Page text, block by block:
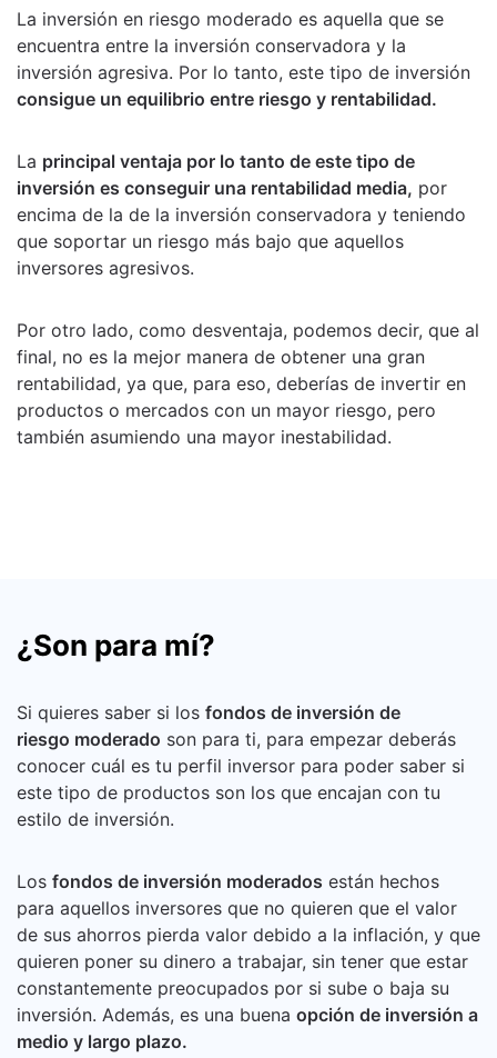
La inversión en riesgo moderado es aquella que se
encuentra entre la inversión conservadora y la
inversión agresiva. Por lo tanto, este tipo de inversión
consigue un equilibrio entre riesgo y rentabilidad.
La principal ventaja por lo tanto de este tipo de
inversión es conseguir una rentabilidad media, por
encima de la de la inversión conservadora y teniendo
que soportar un riesgo más bajo que aquellos
inversores agresivos.
Por otro lado, como desventaja, podemos decir, que al
final, no es la mejor manera de obtener una gran
rentabilidad, ya que, para eso, deberías de invertir en
productos o mercados con un mayor riesgo, pero
también asumiendo una mayor inestabilidad.
¿Son para mí?
Si quieres saber si los fondos de inversión de
riesgo moderado son para ti, para empezar deberás
conocer cuál es tu perfil inversor para poder saber si
este tipo de productos son los que encajan con tu
estilo de inversión.
Los fondos de inversión moderados están hechos
para aquellos inversores que no quieren que el valor
de sus ahorros pierda valor debido a la inflación, y que
quieren poner su dinero a trabajar, sin tener que estar
constantemente preocupados por si sube o baja su
inversión. Además, es una buena opción de inversión a
medio y largo plazo.